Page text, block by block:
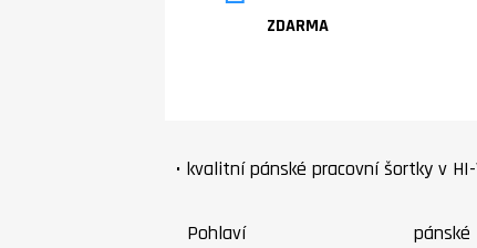
ZDARMA
• kvalitní pánské pracovní šortky v
Pohlaví
pánské